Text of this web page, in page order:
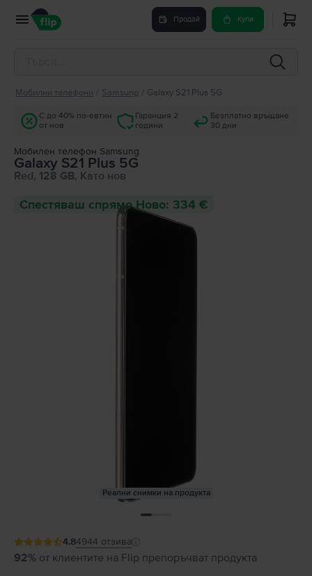
Продай Купи
Мобилни телефони Samsung Galaxy S21 Plus 5G
С до 40% по-евтин
от нов
Гаранция 2
години
Безплатно връщане
30 дни
Мобилен телефон Samsung
Galaxy S21 Plus 5G
Red, 128 GB, Като нов
Спестяваш спрямо Ново: 334 €
Реални снимки на продукта
4.84944 отзива
92% от клиентите на Flip препоръчват продукта